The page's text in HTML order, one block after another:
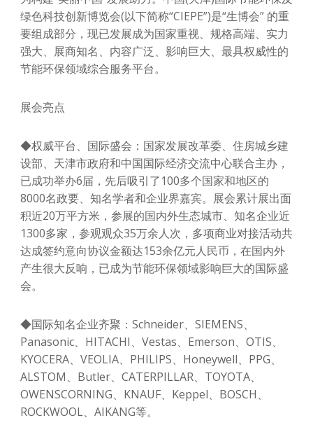
绿色科技创新博览会(以下简称“CIEPE”)是“生博会” 的重
要组成部分，现已发展成为国家重视、规格高端、实力
强大、展商知名、内容广泛、影响巨大、最具权威性的
节能环保领域综合服务平台。
展会亮点
◆权威平台、国际盛会：国家发展改革委、住房城乡建
设部、天津市政府和中国国际经济交流中心联合主办，
已成功举办6届，先后吸引了100多个国家和地区的
8000名政要、知名学者和企业界嘉宾。展会累计展出面
积近20万平方米，参展的国内外生态城市、知名企业近
1300多家，参观观众35万余人次，多项商业对接活动共
达成签约意向协议金额达153余亿元人民币，在国内外
产生很大反响，已成为节能环保领域影响巨大的国际盛
会。
◆国际知名企业齐聚：Schneider、SIEMENS、
Panasonic、HITACHI、Vestas、Emerson、OTIS、
KYOCERA、VEOLIA、PHILIPS、Honeywell、PPG、
ALSTOM、Butler、CATERPILLAR、TOYOTA、
OWENSCORNING、KNAUF、Keppel、BOSCH、
ROCKWOOL、AIKANG等。